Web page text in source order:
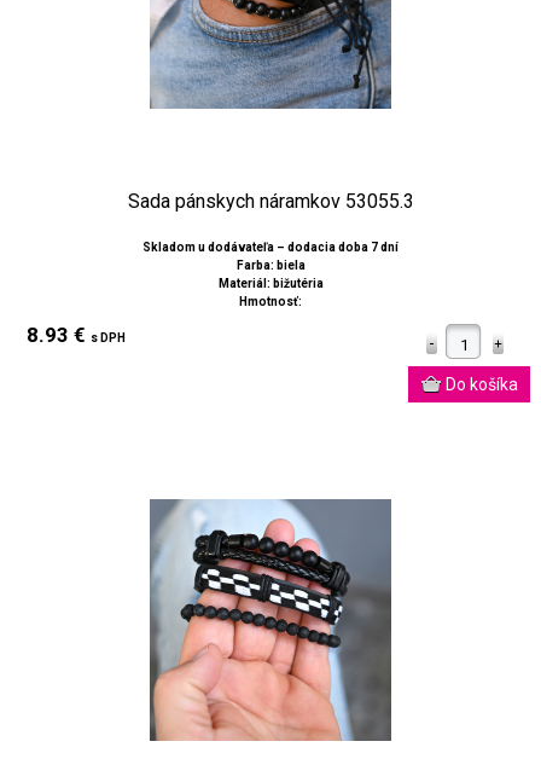
Sada pánskych náramkov 53055.3
Skladom u dodávateľa – dodacia doba 7 dní
Farba: biela
Materiál: bižutéria
Hmotnosť:
8.93 € s DPH